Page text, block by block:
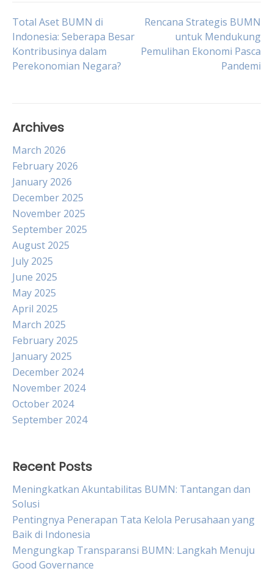
Post
navigation
Total Aset BUMN di
Indonesia: Seberapa Besar
Kontribusinya dalam
Perekonomian Negara?
Rencana Strategis BUMN
untuk Mendukung
Pemulihan Ekonomi Pasca
Pandemi
Archives
March 2026
February 2026
January 2026
December 2025
November 2025
September 2025
August 2025
July 2025
June 2025
May 2025
April 2025
March 2025
February 2025
January 2025
December 2024
November 2024
October 2024
September 2024
Recent Posts
Meningkatkan Akuntabilitas BUMN: Tantangan dan
Solusi
Pentingnya Penerapan Tata Kelola Perusahaan yang
Baik di Indonesia
Mengungkap Transparansi BUMN: Langkah Menuju
Good Governance